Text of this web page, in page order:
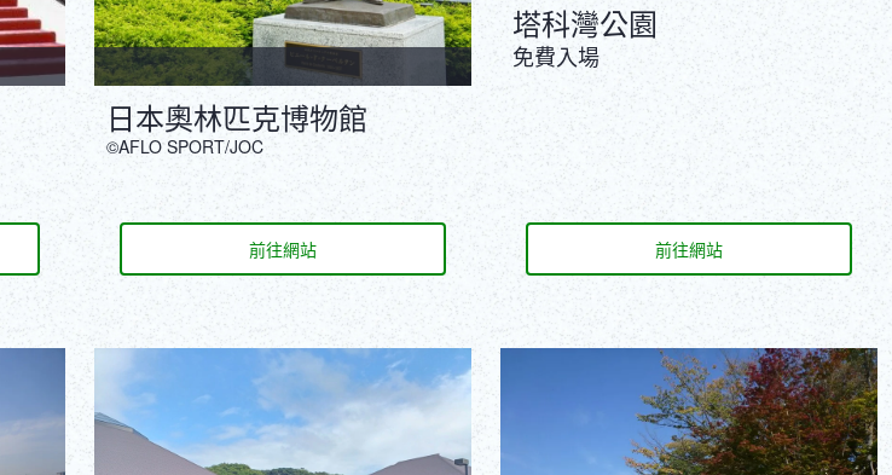
日本奧林匹克博物館
©AFLO SPORT/JOC
前往網站
塔科灣公園
免費入場
前往網站